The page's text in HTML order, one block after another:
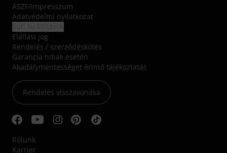
ÁSZF/Impresszum
Adatvédelmi nyilatkozat
Elállási jog
Rendelés / szerződéskötés
Garancia hibák esetén
Akadálymentességet érintő tájékoztatás
Rendelés visszavonása
Rólunk
Karrier